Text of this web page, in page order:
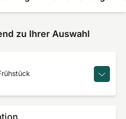
zu Ihrer Auswahl